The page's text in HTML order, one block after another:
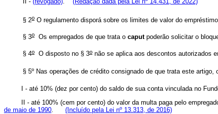
§ 2oO regulamento disporá sobre os limites de valor do
§ 3oOs empregados de que trata o caput poderão solicitar o
§ 4oO disposto no § 3o não se aplica aos descontos
§ 5º Nas operações de crédito consignado de que trata este
I - até 10% (dez por cento) do saldo de sua conta vinculada no
II - até 100% (cem por cento) do valor da multa paga pelo
de maio de 1990
(Incluído pela Lei nº 13.313, de 2016)